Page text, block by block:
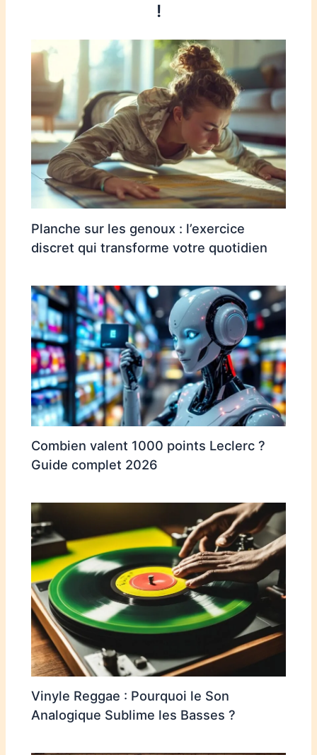
!
Planche sur les genoux : l’exercice
discret qui transforme votre quotidien
Combien valent 1000 points Leclerc ?
Guide complet 2026
Vinyle Reggae : Pourquoi le Son
Analogique Sublime les Basses ?